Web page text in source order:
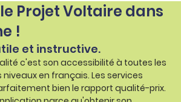
Projet Voltaire dans
!
et instructive.
c'est son accessibilité à toutes les
en français. Les services
bien le rapport qualité-prix.